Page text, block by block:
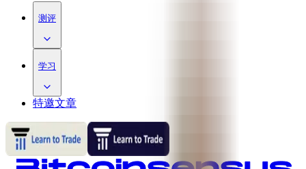
测评
学习
特邀文章